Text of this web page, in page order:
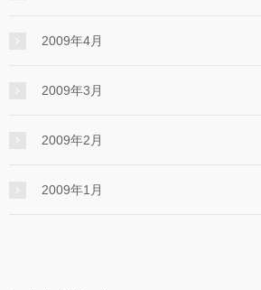
2009年4月
2009年3月
2009年2月
2009年1月